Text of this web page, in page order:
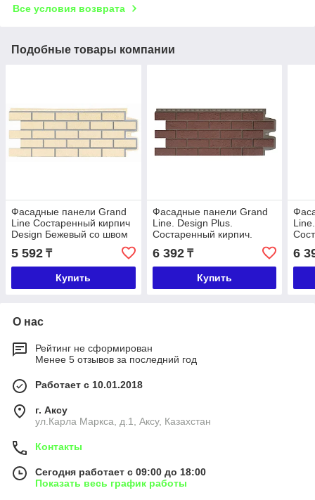
Все условия возврата
Подобные товары компании
Фасадные панели Grand
Line Состаренный кирпич
Design Бежевый со швом
RAL 7006
5 592 ₸
Купить
Фасадные панели Grand
Line. Design Plus.
Состаренный кирпич.
Корица с темно-бежевым
швом
6 392₸
Купить
6
О нас
Рейтинг не сформирован
Менее 5 отзывов за последний год
Работает с 10.01.2018
г. Аксу
ул.Карла Маркса, д.1, Аксу, Казахстан
Контакты
Сегодня работает с 09:00 до 18:00
Показать весь график работы